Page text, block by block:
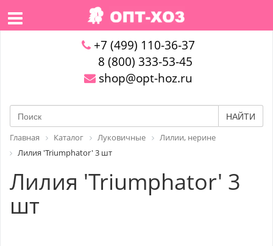
+7 (499) 110-36-37
8 (800) 333-53-45
shop@opt-hoz.ru
НАЙТИ
Главная Каталог Луковичные
Лилии, нерине
Лилия 'Triumphator' 3 шт
Лилия 'Triumphator' 3
шт